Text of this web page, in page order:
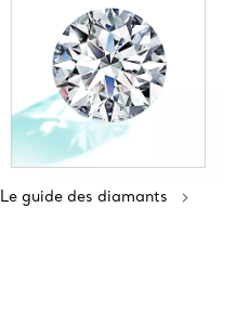
Le guide des diamants